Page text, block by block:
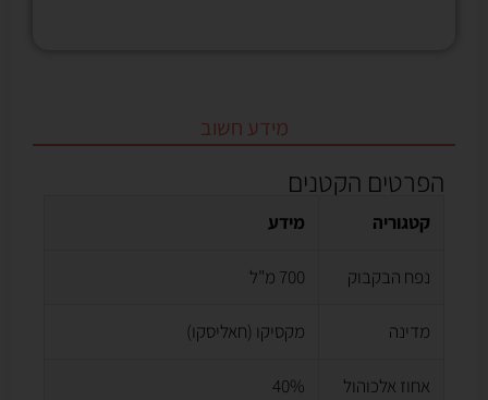
מידע חשוב
הפרטים הקטנים
קטגוריה מידע
נפח הבקבוק 700 מ"ל
מדינה מקסיקו (חאליסקו)
אחוז אלכוהול 40%